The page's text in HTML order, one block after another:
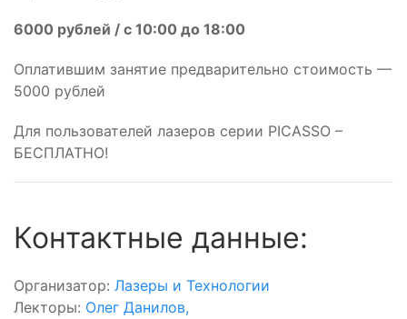
6000 рублей / с 10:00 до 18:00
Оплатившим занятие предварительно стоимость —
5000 рублей
Для пользователей лазеров серии PICASSO –
БЕСПЛАТНО!
Контактные данные:
Организатор: Лазеры и Технологии
Лекторы: Олег Данилов,